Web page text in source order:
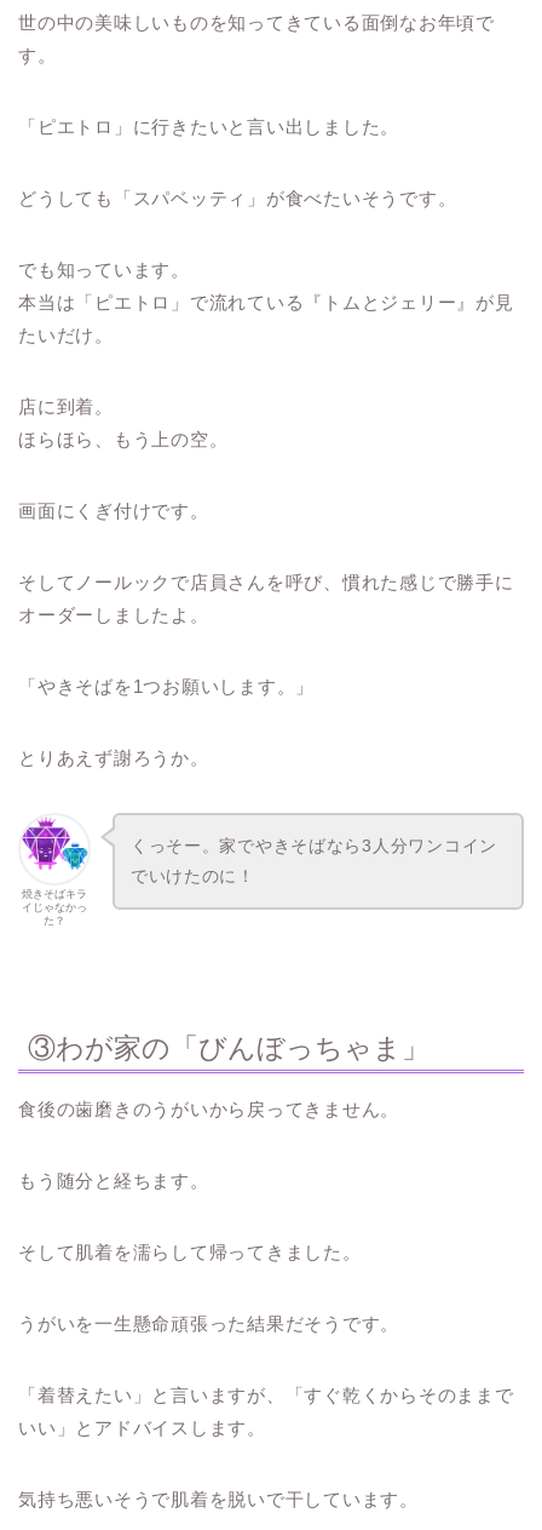
世の中の美味しいものを知ってきている面倒なお年頃で
す。
「ピエトロ」に行きたいと言い出しました。
どうしても「スパベッティ」が食べたいそうです。
でも知っています。
本当は「ピエトロ」で流れている『トムとジェリー』が見
たいだけ。
店に到着。
ほらほら、もう上の空。
画面にくぎ付けです。
そしてノールックで店員さんを呼び、慣れた感じで勝手に
オーダーしましたよ。
「やきそばを1つお願いします。」
とりあえず謝ろうか。
焼きそばキラ
イじゃなかっ
た？
くっそー。家でやきそばなら3人分ワンコイン
でいけたのに！
③わが家の「びんぼっちゃま」
食後の歯磨きのうがいから戻ってきません。
もう随分と経ちます。
そして肌着を濡らして帰ってきました。
うがいを一生懸命頑張った結果だそうです。
「着替えたい」と言いますが、「すぐ乾くからそのままで
いい」とアドバイスします。
気持ち悪いそうで肌着を脱いで干しています。